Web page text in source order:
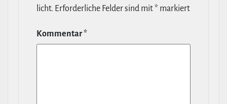
licht. Erfor­der­liche Felder sind mit* markiert
Kommentar*